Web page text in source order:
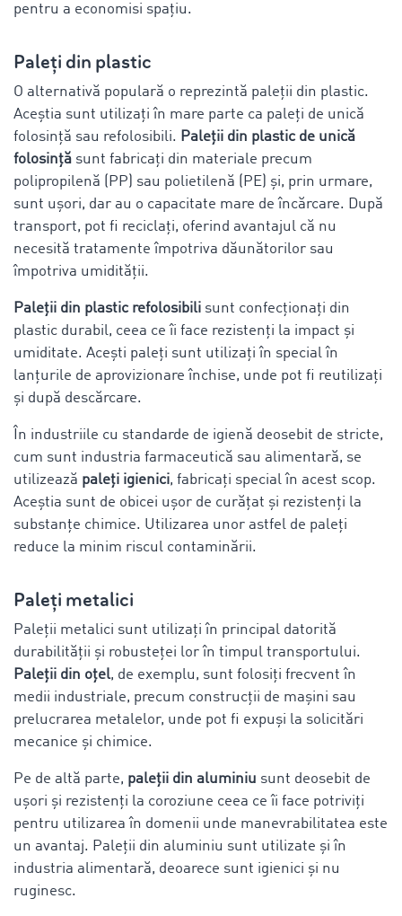
pentru a economisi spațiu.
Paleți din plastic
O alternativă populară o reprezintă paleții din plastic.
Aceștia sunt utilizați în mare parte ca paleți de unică
folosință sau refolosibili. Paleții din plastic de unică
folosință sunt fabricați din materiale precum
polipropilenă (PP) sau polietilenă (PE) și, prin urmare,
sunt ușori, dar au o capacitate mare de încărcare. După
transport, pot fi reciclați, oferind avantajul că nu
necesită tratamente împotriva dăunătorilor sau
împotriva umidității.
Paleții din plastic refolosibili sunt confecționați din
plastic durabil, ceea ce îi face rezistenți la impact și
umiditate. Acești paleți sunt utilizați în special în
lanțurile de aprovizionare închise, unde pot fi reutilizați
și după descărcare.
În industriile cu standarde de igienă deosebit de stricte,
cum sunt industria farmaceutică sau alimentară, se
utilizează paleți igienici, fabricați special în acest scop.
Aceștia sunt de obicei ușor de curățat și rezistenți la
substanțe chimice. Utilizarea unor astfel de paleți
reduce la minim riscul contaminării.
Paleți metalici
Paleții metalici sunt utilizați în principal datorită
durabilității și robusteței lor în timpul transportului.
Paleții din oțel, de exemplu, sunt folosiți frecvent în
medii industriale, precum construcții de mașini sau
prelucrarea metalelor, unde pot fi expuși la solicitări
mecanice și chimice.
Pe de altă parte, paleții din aluminiu sunt deosebit de
ușori și rezistenți la coroziune ceea ce îi face potriviți
pentru utilizarea în domenii unde manevrabilitatea este
un avantaj. Paleții din aluminiu sunt utilizate și în
industria alimentară, deoarece sunt igienici și nu
ruginesc.